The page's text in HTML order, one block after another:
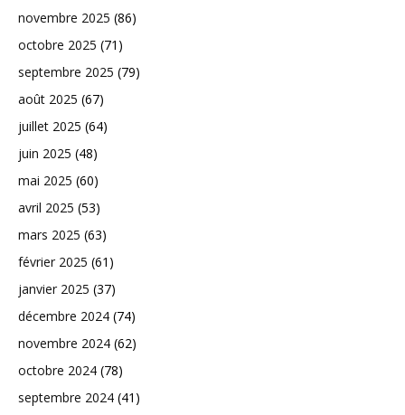
novembre 2025 (86)
octobre 2025 (71)
septembre 2025 (79)
août 2025 (67)
juillet 2025 (64)
juin 2025 (48)
mai 2025 (60)
avril 2025 (53)
mars 2025 (63)
février 2025 (61)
janvier 2025 (37)
décembre 2024 (74)
novembre 2024 (62)
octobre 2024 (78)
septembre 2024 (41)